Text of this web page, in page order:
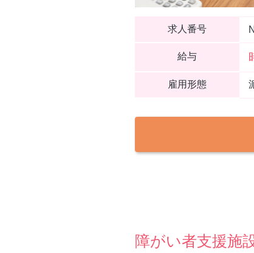
求人番号
給与
雇用形態
障がい者支援施